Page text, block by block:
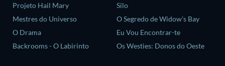
Projeto Hail Mary
Mestres do Universo
O Drama
Backrooms - O Labirinto
Silo
O Segredo de Widow's Bay
Eu Vou Encontrar-te
Os Westies: Donos do Oeste